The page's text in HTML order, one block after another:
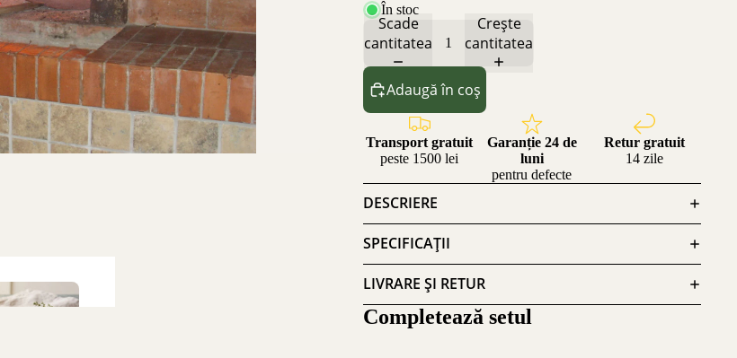
În stoc
Scade
cantitatea
Crește
cantitatea
Adaugă în coș
Transport gratuit
peste 1500 lei
Garanție 24 de
luni
pentru defecte
Retur gratuit
14 zile
DESCRIERE
SPECIFICAȚII
LIVRARE ȘI RETUR
Completează setul